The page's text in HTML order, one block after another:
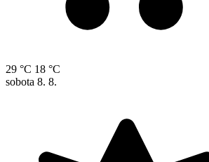
29 °C 18 °C
sobota 8. 8.